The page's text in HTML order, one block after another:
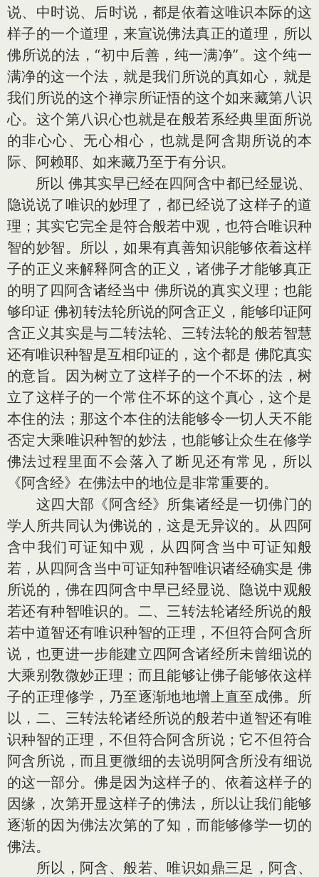
说、中时说、后时说，都是依着这唯识本际的这
样子的一个道理，来宣说佛法真正的道理，所以
佛所说的法，“初中后善，纯一满净”。这个纯一
满净的这一个法，就是我们所说的真如心，就是
我们所说的这个禅宗所证悟的这个如来藏第八识
心。这个第八识心也就是在般若系经典里面所说
的非心心、无心相心，也就是阿含期所说的本
际、阿赖耶、如来藏乃至于有分识。
所以 佛其实早已经在四阿含中都已经显说、
隐说说了唯识的妙理了，都已经说了这样子的道
理；其实它完全是符合般若中观，也符合唯识种
智的妙智。所以，如果有真善知识能够依着这样
子的正义来解释阿含的正义，诸佛子才能够真正
的明了四阿含诸经当中 佛所说的真实义理；也能
够印证 佛初转法轮所说的阿含正义，能够印证阿
含正义其实是与二转法轮、三转法轮的般若智慧
还有唯识种智是互相印证的，这个都是 佛陀真实
的意旨。因为树立了这样子的一个不坏的法，树
立了这样子的一个常住不坏的这个真心，这个是
本住的法；那这个本住的法能够令一切人天不能
否定大乘唯识种智的妙法，也能够让众生在修学
佛法过程里面不会落入了断见还有常见，所以
《阿含经》在佛法中的地位是非常重要的。
这四大部《阿含经》所集诸经是一切佛门的
学人所共同认为佛说的，这是无异议的。从四阿
含中我们可证知中观，从四阿含当中可证知般
若，从四阿含当中可证知种智唯识诸经确实是 佛
所说的，佛在四阿含中早已经显说、隐说中观般
若还有种智唯识的。二、三转法轮诸经所说的般
若中道智还有唯识种智的正理，不但符合阿含所
说，也更进一步能建立四阿含诸经所未曾细说的
大乘别敎微妙正理；而且能够让佛子能够依这样
子的正理修学，乃至逐渐地地增上直至成佛。所
以，二、三转法轮诸经所说的般若中道智还有唯
识种智的正理，不但符合阿含所说；它不但符合
阿含所说，而且更微细的去说明阿含所没有细说
的这一部分。佛是因为这样子的、依着这样子的
因缘，次第开显这样子的佛法，所以让我们能够
逐渐的因为佛法次第的了知，而能够修学一切的
佛法。
所以，阿含、般若、唯识如鼎三足，阿含、